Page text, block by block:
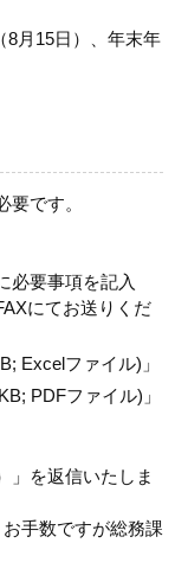
8月15日）、年末年
です。
必要事項を記入
にてお送りくだ
Excelファイル)」
PDFファイル)」
」を返信いたしま
手数ですが総務課